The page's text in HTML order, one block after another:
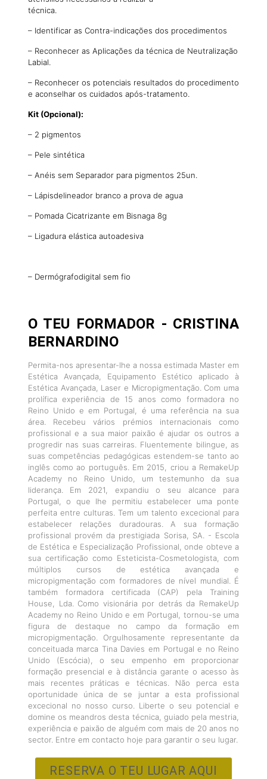
técnica.
– Identificar as Contra-indicações dos procedimentos
– Reconhecer as Aplicações da técnica de Neutralização
Labial.
– Reconhecer os potenciais resultados do procedimento
e aconselhar os cuidados após-tratamento.
Kit (Opcional):
– 2 pigmentos
– Pele sintética
– Anéis sem Separador para pigmentos 25un.
– Lápisdelineador branco a prova de agua
– Pomada Cicatrizante em Bisnaga 8g
– Ligadura elástica autoadesiva
– Dermógrafodigital sem fio
O TEU FORMADOR - CRISTINA
BERNARDINO
Permita-nos apresentar-lhe a nossa estimada Master em
Estética Avançada, Equipamento Estético aplicado à
Estética Avançada, Laser e Micropigmentação. Com uma
prolífica experiência de 15 anos como formadora no
Reino Unido e em Portugal, é uma referência na sua
área. Recebeu vários prémios internacionais como
profissional e a sua maior paixão é ajudar os outros a
progredir nas suas carreiras. Fluentemente bilingue, as
suas competências pedagógicas estendem-se tanto ao
inglês como ao português. Em 2015, criou a RemakeUp
Academy no Reino Unido, um testemunho da sua
liderança. Em 2021, expandiu o seu alcance para
Portugal, o que lhe permitiu estabelecer uma ponte
perfeita entre culturas. Tem um talento excecional para
estabelecer relações duradouras. A sua formação
profissional provém da prestigiada Sorisa, SA. - Escola
de Estética e Especialização Profissional, onde obteve a
sua certificação como Esteticista-Cosmetologista, com
múltiplos cursos de estética avançada e
micropigmentação com formadores de nível mundial. É
também formadora certificada (CAP) pela Training
House, Lda. Como visionária por detrás da RemakeUp
Academy no Reino Unido e em Portugal, tornou-se uma
figura de destaque no campo da formação em
micropigmentação. Orgulhosamente representante da
conceituada marca Tina Davies em Portugal e no Reino
Unido (Escócia), o seu empenho em proporcionar
formação presencial e à distância garante o acesso às
mais recentes práticas e técnicas. Não perca esta
oportunidade única de se juntar a esta profissional
excecional no nosso curso. Liberte o seu potencial e
domine os meandros desta técnica, guiado pela mestria,
experiência e paixão de alguém com mais de 20 anos no
sector. Entre em contacto hoje para garantir o seu lugar.
RESERVA O TEU LUGAR AQUI